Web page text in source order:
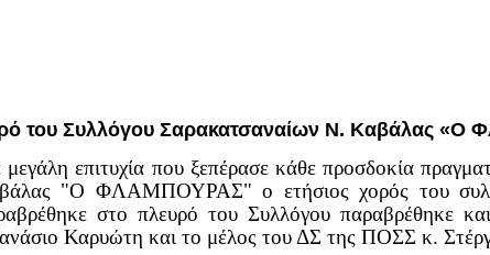
του Συλλόγου Σαρακατσαναίων Ν. Καβάλας
επιτυχία που ξεπέρασε κάθε προσδοκία
"Ο ΦΛΑΜΠΟΥΡΑΣ" ο ετήσιος χορός του
στο πλευρό του Συλλόγου παραβρέθηκε
Καρυώτη και το μέλος του ΔΣ της ΠΟΣΣ κ.